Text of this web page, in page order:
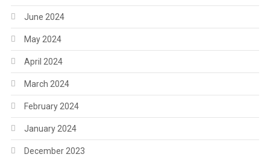
June 2024
May 2024
April 2024
March 2024
February 2024
January 2024
December 2023